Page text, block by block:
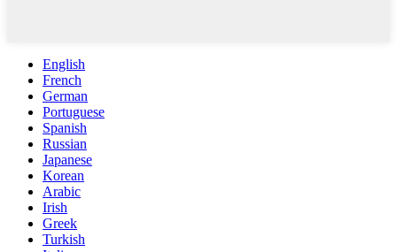
English
French
German
Portuguese
Spanish
Russian
Japanese
Korean
Arabic
Irish
Greek
Turkish